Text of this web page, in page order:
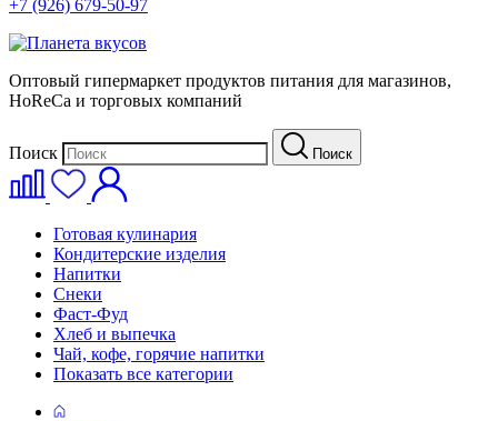
+7 (926) 679-50-97
Оптовый гипермаркет продуктов питания для магазинов,
HoReCa и торговых компаний
Поиск Поиск
Готовая кулинария
Кондитерские изделия
Напитки
Снеки
Фаст-Фуд
Хлеб и выпечка
Чай, кофе, горячие напитки
Показать все категории